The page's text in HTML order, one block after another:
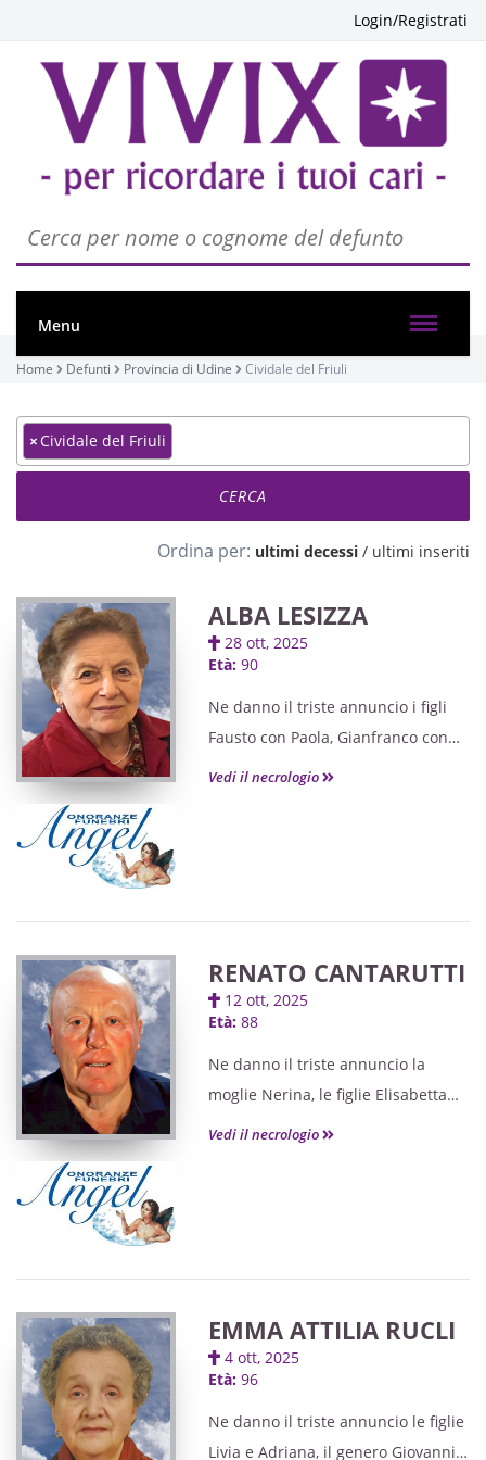
Login/Registrati
Menu
Home Defunti Provincia di Udine Cividale del Friuli
×Cividale del Friuli
Ordina per: ultimi decessi / ultimi inseriti
ALBA LESIZZA
28 ott, 2025
Età: 90
Ne danno il triste annuncio i figli
Fausto con Paola, Gianfranco con
Anna e Roberto con Silvana, i nipoti,
dall'ospedale civile di Udine. Un
mercoledì 29 ottobre, alle ore 18,
presso la medesima chiesa. Seguirà
vorranno onorarla.
Vedi il necrologio
RENATO CANTARUTTI
12 ott, 2025
Età: 88
Ne danno il triste annuncio la
moglie Nerina, le figlie Elisabetta
con Luigino e Monica, l'adorato
Gagliano, giungendo dall'ospedale
celebrato martedì 14 ottobre, alle
ore 19, presso la medesima chiesa.
Dott.ssa Pagnutti, ai medici e
Vedi il necrologio
EMMA ATTILIA RUCLI
4 ott, 2025
Età: 96
Ne danno il triste annuncio le figlie
Livia e Adriana, il genero Giovanni, i